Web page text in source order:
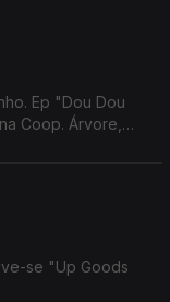
Ep "Dou Dou
Coop. Árvore,
se "Up Goods